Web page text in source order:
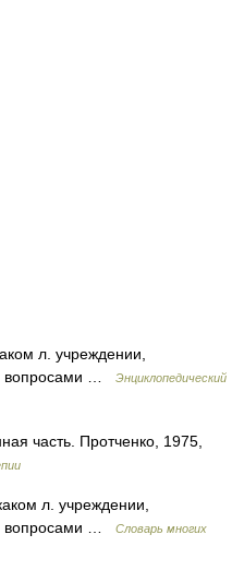
л. учреждении,
вопросами …
Энциклопедический
часть. Протченко, 1975,
л. учреждении,
вопросами …
Словарь многих